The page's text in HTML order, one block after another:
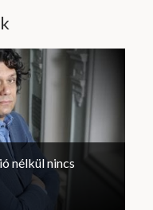
nélkül nincs